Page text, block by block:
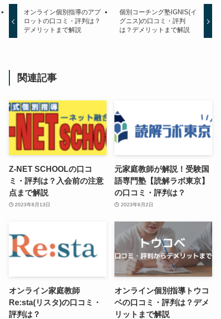
オンライン個別指導のアプ
ロットの口コミ・評判は？
デメリットまで解説
個別コーチング塾IGNIS(イ
グニス)の口コミ・評判
は？デメリットまで解説
関連記事
Z-NET SCHOOLの口コ
ミ・評判は？入会前の注意
点まで解説
2023年8月13日
元家庭教師が解説！受験国
語専門塾【読解ラボ東京】
の口コミ・評判は？
2023年6月2日
オンライン家庭教師
Re:sta(リスタ)の口コミ・
評判は？
オンライン個別指導トウコ
ベの口コミ・評判は？デメ
リットまで解説